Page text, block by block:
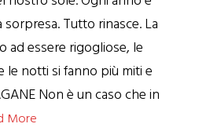
Tutto rinasce. La
ad essere rigogliose, le
le notti si fanno più miti e
Non è un caso che in
More